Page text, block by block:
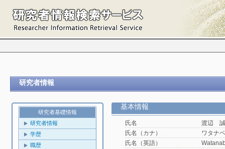
研究者情報
研究者基礎情報
研究者情報
学歴
職歴
基本情報
氏名
渡辺
氏名（カナ）
ワタナ
氏名（英語）